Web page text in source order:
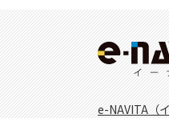
e-NAVITA（